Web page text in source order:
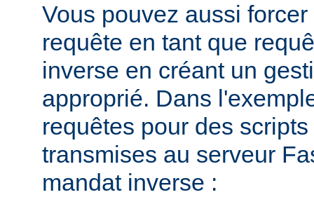
Vous pouvez aussi
requête en tant que
inverse en créant un
approprié. Dans
requêtes pour des
transmises au serveur
mandat inverse :